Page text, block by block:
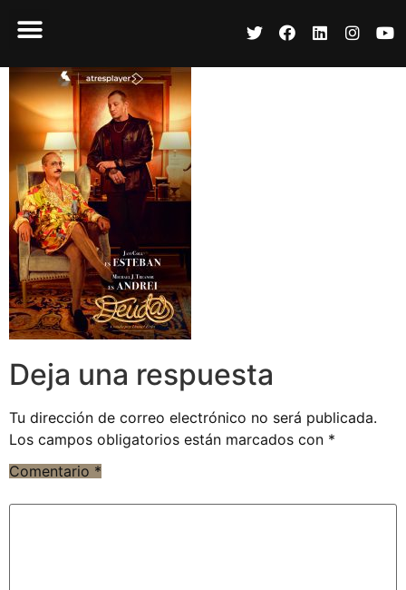
Deja una respuesta
Tu dirección de correo electrónico no será publicada.
Los campos obligatorios están marcados con *
Comentario *